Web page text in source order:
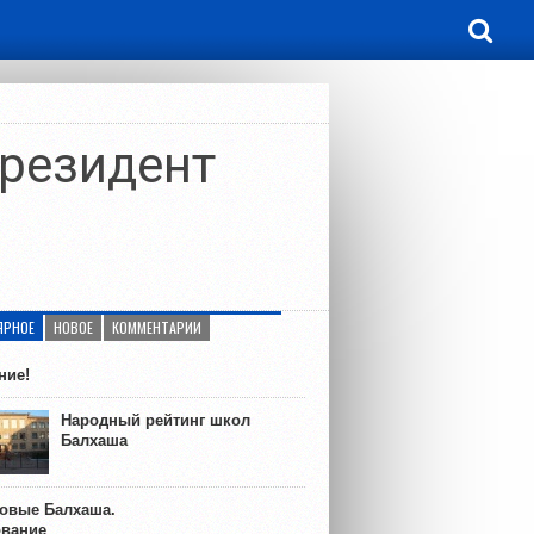
НОВОЕ КОММЕНТАРИИ
Народный рейтинг школ
Балхаша
Балхаша.